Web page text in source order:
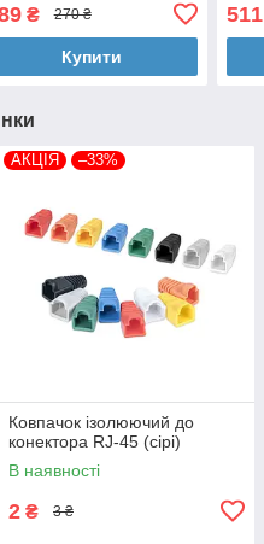
₴ 270 ₴
Купити
511
АКЦІЯ –33%
Ковпачок ізолюючий до
конектора RJ-45 (сірі)
В наявності
2 ₴ 3 ₴